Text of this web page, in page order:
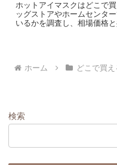
ホットアイマスクはどこで
ッグストアやホームセンタ
いるかを調査し、相場価格
ホーム どこで買
検索